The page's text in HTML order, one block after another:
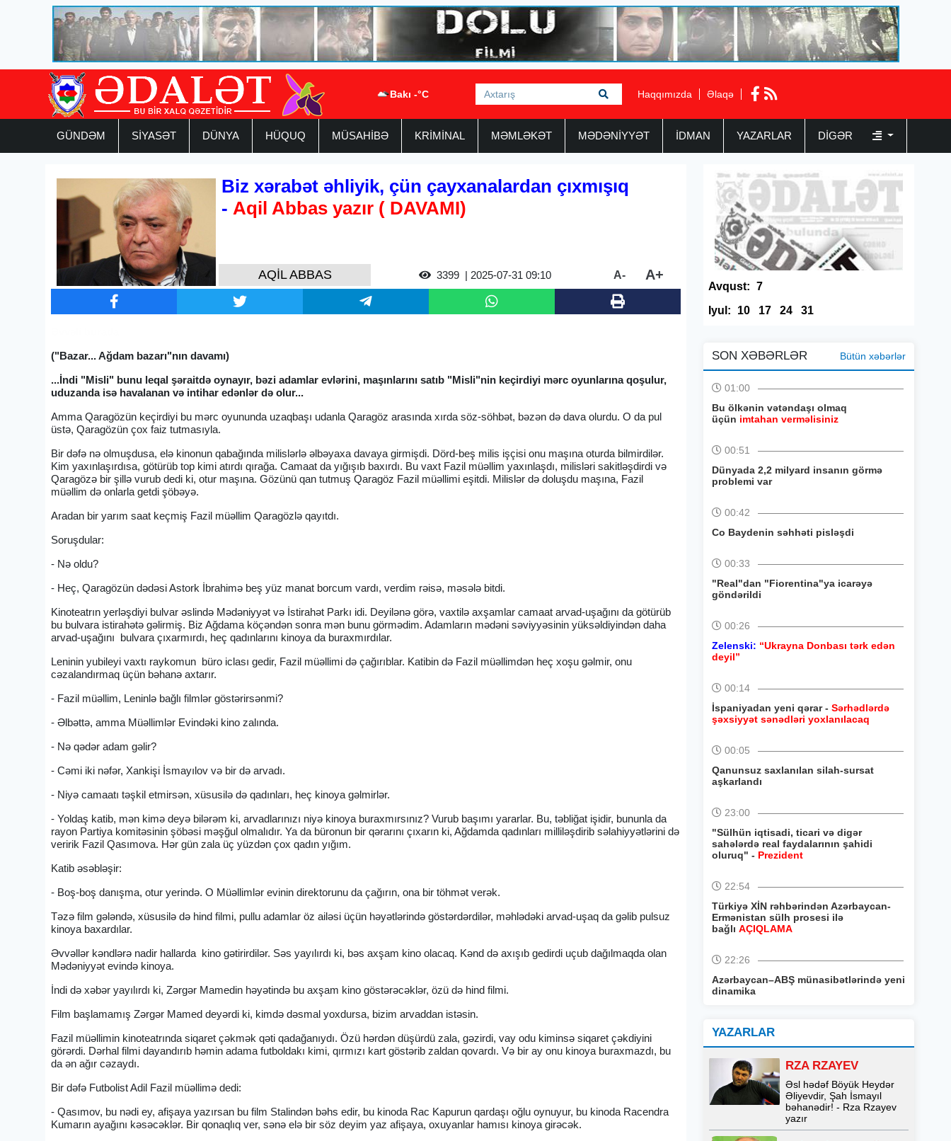
Bakı -°C Haqqımızda Əlaqə
GÜNDƏM SİYASƏT DÜNYA HÜQUQ MÜSAHİBƏ KRİMİNAL MƏMLƏKƏT MƏDƏNİYYƏT İDMAN YAZARLAR DIGƏR
Biz xərabət əhliyik, çün çayxanalardan çıxmışıq
- Aqil Abbas yazır ( DAVAMI)
AQİL ABBAS 3399 | 2025-07-31 09:10 A- A+
("Bazar... Ağdam bazarı"nın davamı)
...İndi "Misli" bunu leqal şəraitdə oynayır, bəzi adamlar evlərini, maşınlarını satıb "Misli"nin keçirdiyi mərc oyunlarına qoşulur,
uduzanda isə havalanan və intihar edənlər də olur...
Amma Qaragözün keçirdiyi bu mərc oyununda uzaqbaşı udanla Qaragöz arasında xırda söz-söhbət, bəzən də dava olurdu. O da pul
üstə, Qaragözün çox faiz tutmasıyla.
Bir dəfə nə olmuşdusa, elə kinonun qabağında milislərlə əlbəyaxa davaya girmişdi. Dörd-beş milis işçisi onu maşına oturda bilmirdilər.
Kim yaxınlaşırdısa, götürüb top kimi atırdı qırağa. Camaat da yığışıb baxırdı. Bu vaxt Fazil müəllim yaxınlaşdı, milisləri sakitləşdirdi və
Qaragözə bir şillə vurub dedi ki, otur maşına. Gözünü qan tutmuş Qaragöz Fazil müəllimi eşitdi. Milislər də doluşdu maşına, Fazil
müəllim də onlarla getdi şöbəyə.
Aradan bir yarım saat keçmiş Fazil müəllim Qaragözlə qayıtdı.
Soruşdular:
- Nə oldu?
- Heç, Qaragözün dədəsi Astork İbrahimə beş yüz manat borcum vardı, verdim rəisə, məsələ bitdi.
Kinoteatrın yerləşdiyi bulvar əslində Mədəniyyət və İstirahət Parkı idi. Deyilənə görə, vaxtilə axşamlar camaat arvad-uşağını da götürüb
bu bulvara istirahətə gəlirmiş. Biz Ağdama köçəndən sonra mən bunu görmədim. Adamların mədəni səviyyəsinin yüksəldiyindən daha
arvad-uşağını bulvara çıxarmırdı, heç qadınlarını kinoya da buraxmırdılar.
Leninin yubileyi vaxtı raykomun büro iclası gedir, Fazil müəllimi də çağırıblar. Katibin də Fazil müəllimdən heç xoşu gəlmir, onu
cəzalandırmaq üçün bəhanə axtarır.
- Fazil müəllim, Leninlə bağlı filmlər göstərirsənmi?
- Əlbəttə, amma Müəllimlər Evindəki kino zalında.
- Nə qədər adam gəlir?
- Cəmi iki nəfər, Xankişi İsmayılov və bir də arvadı.
- Niyə camaatı təşkil etmirsən, xüsusilə də qadınları, heç kinoya gəlmirlər.
- Yoldaş katib, mən kimə deyə bilərəm ki, arvadlarınızı niyə kinoya buraxmırsınız? Vurub başımı yararlar. Bu, təbliğat işidir, bununla da
rayon Partiya komitəsinin şöbəsi məşğul olmalıdır. Ya da büronun bir qərarını çıxarın ki, Ağdamda qadınları milliləşdirib səlahiyyətlərini də
veririk Fazil Qasımova. Hər gün zala üç yüzdən çox qadın yığım.
Katib əsəbləşir:
- Boş-boş danışma, otur yerində. O Müəllimlər evinin direktorunu da çağırın, ona bir töhmət verək.
Təzə film gələndə, xüsusilə də hind filmi, pullu adamlar öz ailəsi üçün həyətlərində göstərdərdilər, məhlədəki arvad-uşaq da gəlib pulsuz
kinoya baxardılar.
Əvvəllər kəndlərə nadir hallarda kino gətirirdilər. Səs yayılırdı ki, bəs axşam kino olacaq. Kənd də axışıb gedirdi uçub dağılmaqda olan
Mədəniyyət evində kinoya.
İndi də xəbər yayılırdı ki, Zərgər Mamedin həyətində bu axşam kino göstərəcəklər, özü də hind filmi.
Film başlamamış Zərgər Mamed deyərdi ki, kimdə dəsmal yoxdursa, bizim arvaddan istəsin.
Fazil müəllimin kinoteatrında siqaret çəkmək qəti qadağanıydı. Özü hərdən düşürdü zala, gəzirdi, vay odu kiminsə siqaret çəkdiyini
görərdi. Dərhal filmi dayandırıb həmin adama futboldakı kimi, qırmızı kart göstərib zaldan qovardı. Və bir ay onu kinoya buraxmazdı, bu
da ən ağır cəzaydı.
Bir dəfə Futbolist Adil Fazil müəllimə dedi:
- Qasımov, bu nədi ey, afişaya yazırsan bu film Stalindən bəhs edir, bu kinoda Rac Kapurun qardaşı oğlu oynuyur, bu kinoda Racendra
Kumarın ayağını kəsəcəklər. Bir qonaqlıq ver, sənə elə bir söz deyim yaz afişaya, oxuyanlar hamısı kinoya girəcək.
Avqust: 7
Iyul:
10 17 24 31
SON XƏBƏRLƏR Bütün xəbərlər
01:00
Bu ölkənin vətəndaşı olmaq
üçün imtahan verməlisiniz
00:51
Dünyada 2,2 milyard insanın görmə
problemi var
00:42
Co Baydenin səhhəti pisləşdi
00:33
"Real"dan "Fiorentina"ya icarəyə
göndərildi
00:26
Zelenski: “Ukrayna Donbası tərk edən
deyil”
00:14
İspaniyadan yeni qərar - Sərhədlərdə
şəxsiyyət sənədləri yoxlanılacaq
00:05
Qanunsuz saxlanılan silah-sursat
aşkarlandı
23:00
"Sülhün iqtisadi, ticari və digər
sahələrdə real faydalarının şahidi
oluruq" - Prezident
22:54
Türkiyə XİN rəhbərindən Azərbaycan-
Ermənistan sülh prosesi ilə
bağlı AÇIQLAMA
22:26
Azərbaycan–ABŞ münasibətlərində yeni
dinamika
YAZARLAR
RZA RZAYEV
Əsl hədəf Böyük Heydər
Əliyevdir, Şah İsmayıl
bəhanədir! - Rza Rzayev
yazır